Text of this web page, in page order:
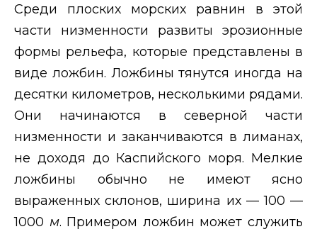
Среди плоских морских равнин в этой
части низменности развиты эрозионные
формы рельефа, которые представлены в
виде ложбин. Ложбины тянутся иногда на
десятки километров, несколькими рядами.
Они начинаются в северной части
низменности и заканчиваются в лиманах,
не доходя до Каспийского моря. Мелкие
ложбины обычно не имеют ясно
выраженных склонов, ширина их — 100 —
1000 м. Примером ложбин может служить